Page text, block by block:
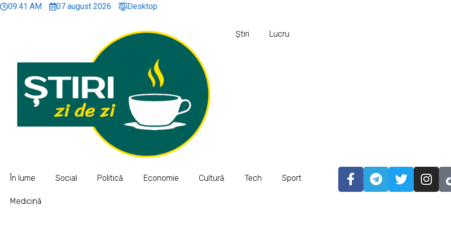
09:41 AM 07 august 2026 Desktop
Știri Lucru
În lume Social Politică Economie Cultură Tech Sport
Medicină